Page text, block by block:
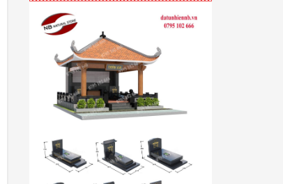
mộ tam cấp - 73 Mộ tam cấp - 71
25.000.000₫